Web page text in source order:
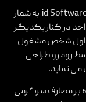
این دو تن که از شاخص ترین بازی سازان شرکت id Software به شمار
در کنار یکدیگر
اول شخص مشغول
رومرو طراحی
می نماید.
بر مصارف سرگرمی